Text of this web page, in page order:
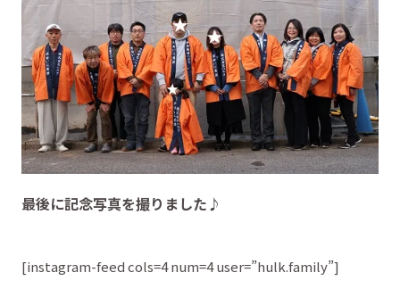
最後に記念写真を撮りました♪
[instagram-feed cols=4 num=4 user=”hulk.family”]